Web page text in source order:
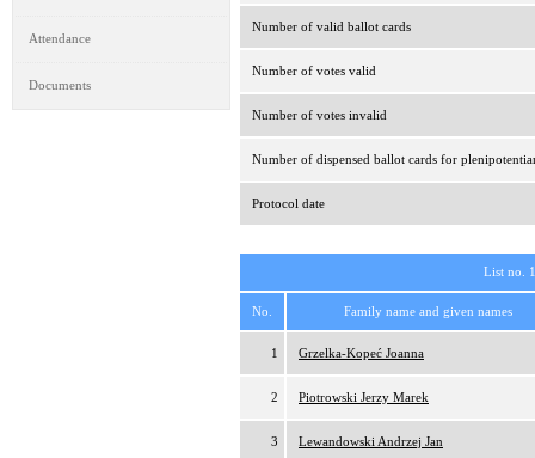
Attendance
Documents
Number of valid ballot cards
Number of votes valid
Number of votes invalid
Number of dispensed ballot cards for
Protocol date
List no.
No. Family name and given names
1 Grzelka-Kopeć Joanna
2 Piotrowski Jerzy Marek
3 Lewandowski Andrzej Jan